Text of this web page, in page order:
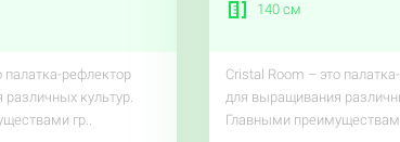
палатка-рефлектор
культур.
гр..
140 см
Cristal Room – это
для выращивания
Главными